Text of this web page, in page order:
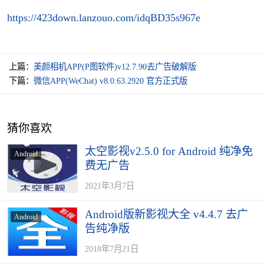
https://423down.lanzouo.com/idqBD35s967e
上篇： 美颜相机APP(P图软件)v12.7.90去广告破解版
下篇： 微信APP(WeChat) v8.0.63.2920 官方正式版
猜你喜欢
Android
太空影视v2.5.0 for Android 纯净免
费无广告
2021年3月7日
Android
Android版新影视大全 v4.4.7 去广
告纯净版
2018年7月21日